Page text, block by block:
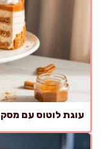
עוגת לוטוס עם